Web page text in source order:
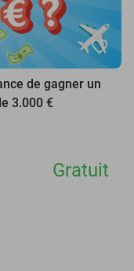
favorite_border
de gagner un
3.000 €
Gratuit